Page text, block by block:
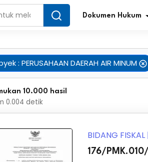
Dokumen Hukum
Regulasi
Regulasi
Perencanaan
:PERUSAHAAN DAERAH AIR MINUM
10.000 hasil
0.004 detik
BIDANG FISKAL
176/